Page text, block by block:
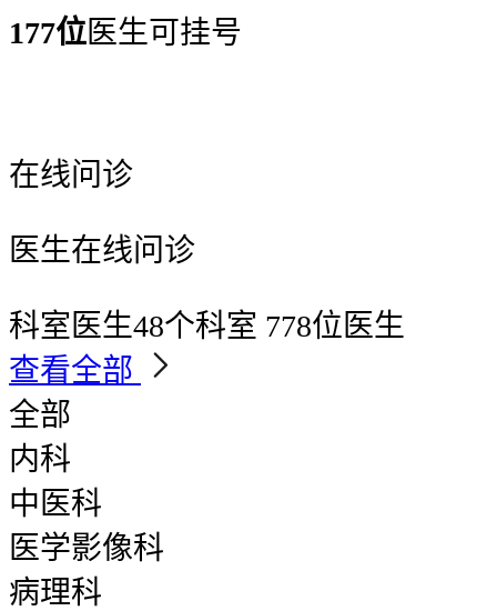
177位医生可挂号
在线问诊
医生在线问诊
科室医生48个科室 778位医生
查看全部
全部
内科
中医科
医学影像科
病理科